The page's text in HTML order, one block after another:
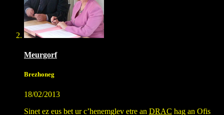
Meurgorf
Brezhoneg
18/02/2013
Sinet ez eus bet ur c’henemglev etre an DRAC hag an Ofis